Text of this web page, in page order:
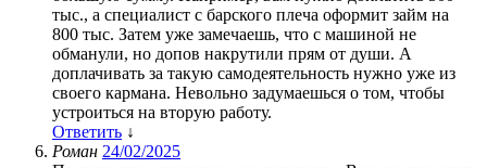
тыс., а специалист с барского плеча оформит займ на
800 тыс. Затем уже замечаешь, что с машиной не
обманули, но допов накрутили прям от души. А
доплачивать за такую самодеятельность нужно уже из
своего кармана. Невольно задумаешься о том, чтобы
устроиться на вторую работу.
Ответить ↓
Роман 24/02/2025